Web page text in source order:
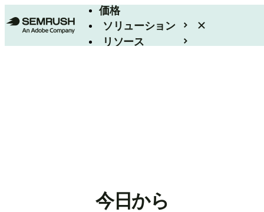
価格
ソリューション
リソース
今日から